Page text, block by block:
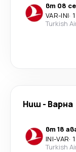
вт 08
VAR-INI·
Turkish
Ниш - Варна
вт 18
INI-VAR·
Turkish